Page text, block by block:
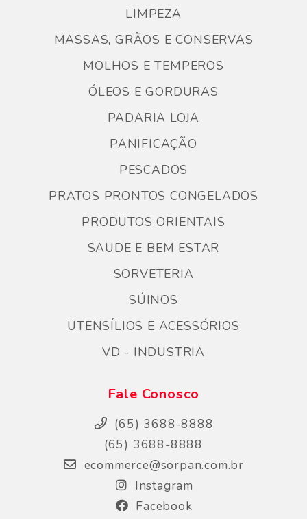
LIMPEZA
MASSAS, GRÃOS E CONSERVAS
MOLHOS E TEMPEROS
ÓLEOS E GORDURAS
PADARIA LOJA
PANIFICAÇÃO
PESCADOS
PRATOS PRONTOS CONGELADOS
PRODUTOS ORIENTAIS
SAUDE E BEM ESTAR
SORVETERIA
SÚINOS
UTENSÍLIOS E ACESSÓRIOS
VD - INDUSTRIA
Fale Conosco
(65) 3688-8888
(65) 3688-8888
ecommerce@sorpan.com.br
Instagram
Facebook